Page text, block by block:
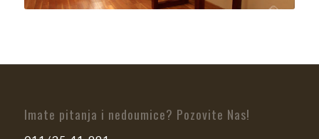
Imate pitanja i nedoumice? Pozovite Nas!